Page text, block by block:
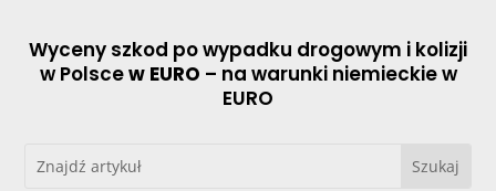
Wyceny szkod po wypadku drogowym i kolizji
w Polscew EURO – na warunki niemieckie w
EURO